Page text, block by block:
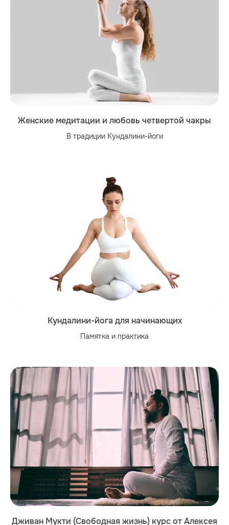
Женские медитации и любовь четвертой чакры
В традиции Кундалини-йоги
Кундалини-йога для начинающих
Памятка и практика
Дживан Мукти (Свободная жизнь) курс от Алексея